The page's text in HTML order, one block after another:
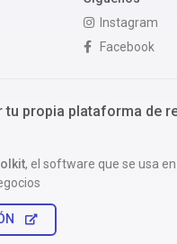
Instagram
Facebook
tu propia plataforma de
, el software que se usa en